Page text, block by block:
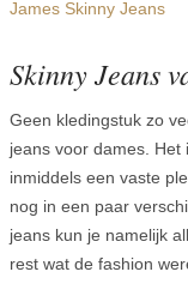
James Skinny Jeans
Skinny Jeans
Geen kledingstuk zo
jeans voor dames.
inmiddels een vaste
nog in een paar
jeans kun je namelijk
rest wat de fashion